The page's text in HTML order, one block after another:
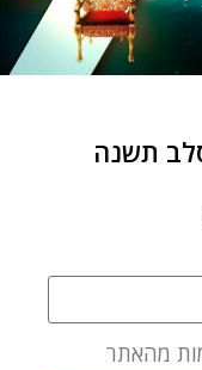
תשנה
מהאתר